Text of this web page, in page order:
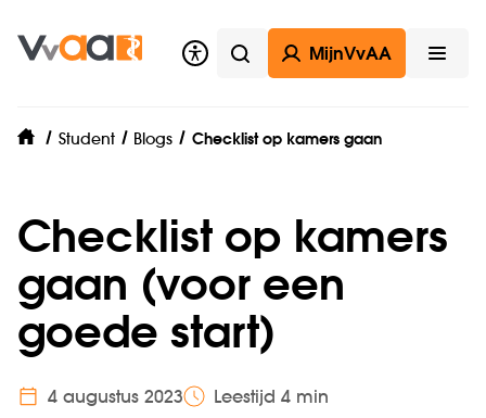
Zoeken
MijnVvAA
home
Student Blogs Checklist op kamers gaan
Checklist op kamers
gaan (voor een
goede start)
4 augustus 2023 Leestijd 4 min